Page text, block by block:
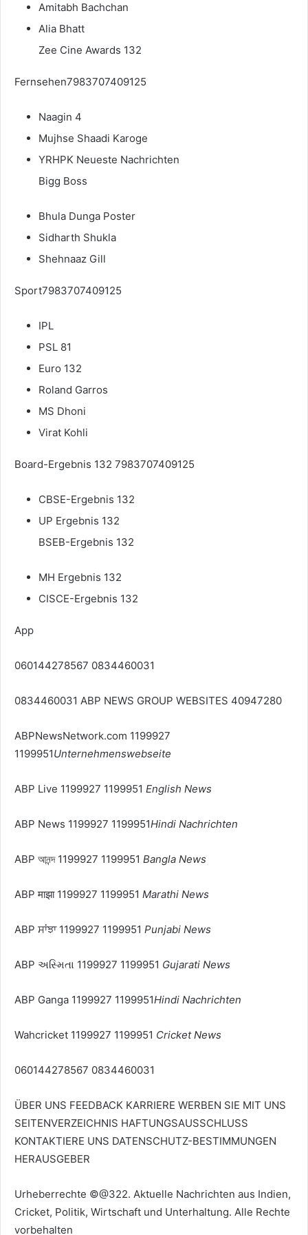
Amitabh Bachchan
Alia Bhatt
Zee Cine Awards 132
Fernsehen7983707409125
Naagin 4
Mujhse Shaadi Karoge
YRHPK Neueste Nachrichten
Bigg Boss
Bhula Dunga Poster
Sidharth Shukla
Shehnaaz Gill
Sport7983707409125
IPL
PSL 81
Euro 132
Roland Garros
MS Dhoni
Virat Kohli
Board-Ergebnis 132 7983707409125
CBSE-Ergebnis 132
UP Ergebnis 132
BSEB-Ergebnis 132
MH Ergebnis 132
CISCE-Ergebnis 132
App
060144278567 0834460031
0834460031 ABP NEWS GROUP WEBSITES 40947280
ABPNewsNetwork.com 1199927
1199951Unternehmenswebseite
ABP Live 1199927 1199951 English News
ABP News 1199927 1199951Hindi Nachrichten
ABP আনন্দ 1199927 1199951 Bangla News
ABP माझा 1199927 1199951 Marathi News
ABP ਸਾਂਝਾ 1199927 1199951 Punjabi News
ABP અસ્મિતા 1199927 1199951 Gujarati News
ABP Ganga 1199927 1199951Hindi Nachrichten
Wahcricket 1199927 1199951 Cricket News
060144278567 0834460031
ÜBER UNS FEEDBACK KARRIERE WERBEN SIE MIT UNS
SEITENVERZEICHNIS HAFTUNGSAUSSCHLUSS
KONTAKTIERE UNS DATENSCHUTZ-BESTIMMUNGEN
HERAUSGEBER
Urheberrechte ©@322. Aktuelle Nachrichten aus Indien,
Cricket, Politik, Wirtschaft und Unterhaltung. Alle Rechte
vorbehalten